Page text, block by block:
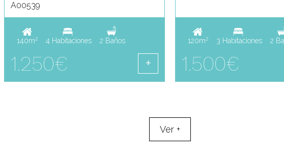
A00539
140m2 4 Habitaciones 2 Baños
1.250€
120m2 3 Habitaciones 2
1.500€
Ver +